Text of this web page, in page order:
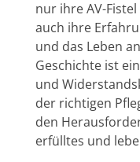
nur ihre AV-
auch ihre
und das Leben
Geschichte ist
und
der richtigen
den
erfülltes und